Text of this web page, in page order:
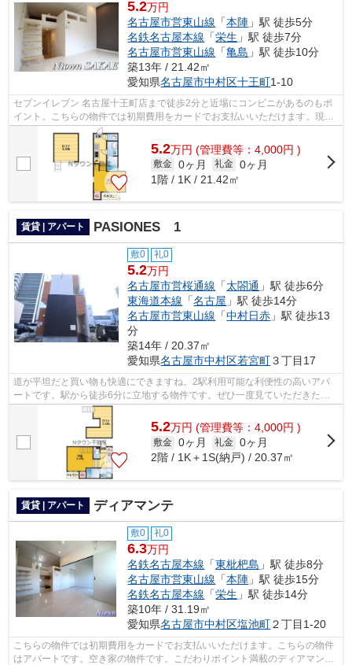
5.2万円
名古屋市営東山線 「本陣 」駅 徒歩5分
名鉄名古屋本線 「栄生 」駅 徒歩7分
名古屋市営東山線 「亀島 」駅 徒歩10分
築13年 / 21.42㎡
愛知県名古屋市中村区十王町1-10
セブンイレブン 名古屋十王町店まで徒歩2分と近場にコンビニがあるのもポ
イント。こちらの物件では初期費用をカードでお支払いいただけます。現在
空家なので、すぐにご案内できます。...
5.2万円 (管理費等：4,000円 )
敷金 0ヶ月 礼金 0ヶ月
1階 / 1K / 21.42㎡
賃貸 | アパート PASIONES 1
敷0 礼0
5.2万円
名古屋市営桜通線 「太閤通 」駅 徒歩6分
東海道本線 「名古屋 」駅 徒歩14分
名古屋市営東山線 「中村日赤 」駅 徒歩13
分
築14年 / 20.37㎡
愛知県名古屋市中村区若宮町３丁目17
道が平坦だと買い物も快適にできますね。2駅利用可能な利便性の高いアパ
ートです。駅から徒歩6分に立地する物件です。ぜひ一度見ていただきた
い、「PASIONES 1」です。名古屋市中村区...
5.2万円 (管理費等：4,000円 )
敷金 0ヶ月 礼金 0ヶ月
2階 / 1K＋1S(納戸) / 20.37㎡
賃貸 | アパート ディアマンテ
敷0 礼0
6.3万円
名鉄名古屋本線 「東枇杷島 」駅 徒歩8分
名古屋市営東山線 「本陣 」駅 徒歩15分
名鉄名古屋本線 「栄生 」駅 徒歩14分
築10年 / 31.19㎡
愛知県名古屋市中村区塩池町２丁目1-20
こちらの物件では初期費用をカードでお支払いいただけます。こちらの物件
はアパートです。空き家の物件です。こだわりポイント満載のディアマン